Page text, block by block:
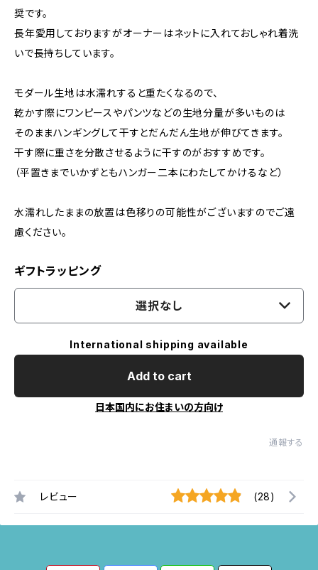
奨です。
長年愛用しておりますがオーナーはネットに入れておしゃれ着洗
いで長持ちしています。
モダール生地は水濡れすると重たくなるので、
乾かす際にワンピースやパンツなどの生地分量が多いものは
そのままハンギングして干すとだんだん生地が伸びてきます。
干す際に重さを分散させるように干すのがおすすめです。
（平置きまでいかずともハンガー二本にわたしてかけるなど）
水濡れしたままの放置は色移りの可能性がございますのでご遠
慮ください。
ギフトラッピング
選択なし
International shipping available
Add to cart
日本国内にお住まいの方向け
通報する
レビュー (28)